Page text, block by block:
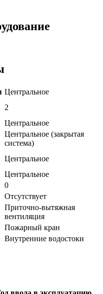
Центральное
2
Центральное
Центральное (закрытая
система)
Центральное
Центральное
0
Отсутствует
Приточно-вытяжная
вентиляция
Пожарный кран
Внутренние водостоки